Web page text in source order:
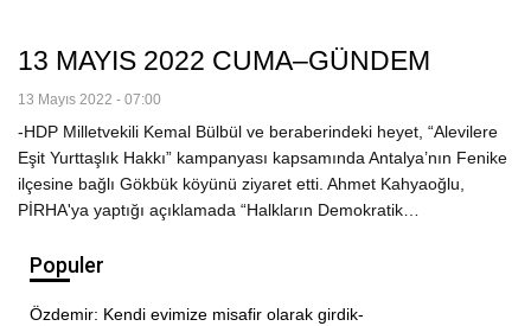
13 MAYIS 2022 CUMA–GÜNDEM
13 Mayıs 2022 - 07:00
-HDP Milletvekili Kemal Bülbül ve beraberindeki heyet, “Alevilere
Eşit Yurttaşlık Hakkı” kampanyası kapsamında Antalya’nın Fenike
ilçesine bağlı Gökbük köyünü ziyaret etti. Ahmet Kahyaoğlu,
PİRHA'ya yaptığı açıklamada “Halkların Demokratik…
Populer
Özdemir: Kendi evimize misafir olarak girdik-